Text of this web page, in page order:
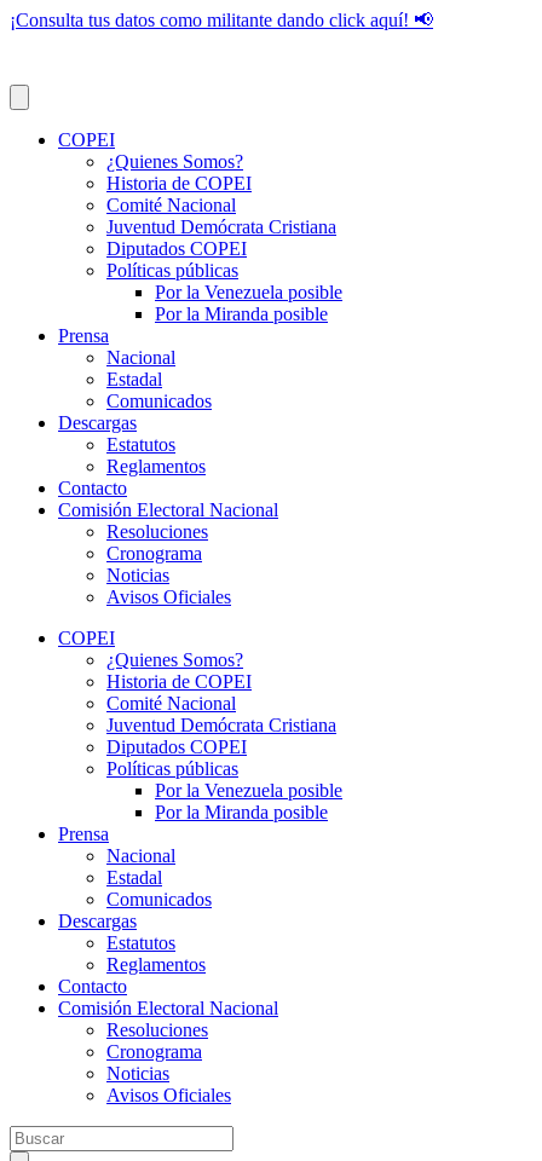
¡Consulta tus datos como militante dando click aquí! 📢
COPEI
¿Quienes Somos?
Historia de COPEI
Comité Nacional
Juventud Demócrata Cristiana
Diputados COPEI
Políticas públicas
Por la Venezuela posible
Por la Miranda posible
Prensa
Nacional
Estadal
Comunicados
Descargas
Estatutos
Reglamentos
Contacto
Comisión Electoral Nacional
Resoluciones
Cronograma
Noticias
Avisos Oficiales
COPEI
¿Quienes Somos?
Historia de COPEI
Comité Nacional
Juventud Demócrata Cristiana
Diputados COPEI
Políticas públicas
Por la Venezuela posible
Por la Miranda posible
Prensa
Nacional
Estadal
Comunicados
Descargas
Estatutos
Reglamentos
Contacto
Comisión Electoral Nacional
Resoluciones
Cronograma
Noticias
Avisos Oficiales